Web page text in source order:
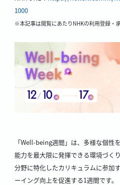
1000
※本記事は閲覧にあたりNHKの利用登録・
「Well-being週間」は、多様な個性
能力を最大限に発揮できる環境づく
分野に特化したカリキュラムに参加
ーイング向上を促進する1週間です。